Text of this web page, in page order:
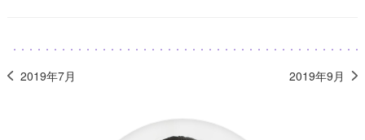
2019年7月 2019年9月